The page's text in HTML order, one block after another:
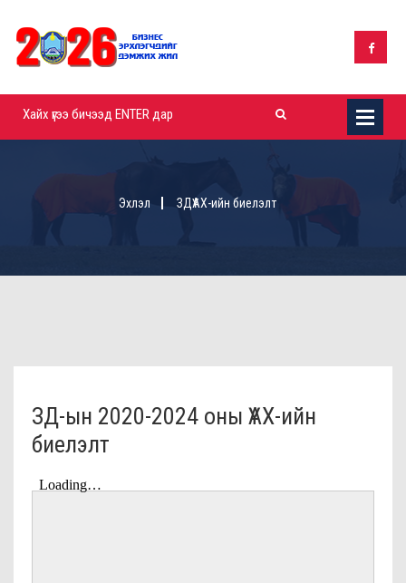
Эхлэл ЗДҮАХ-ийн биелэлт
ЗД-ын 2020-2024 оны ҮАХ-ийн
биелэлт